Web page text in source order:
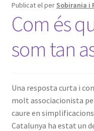
Publicat elper Sobirania i
Com és
som tan
Una resposta curta i
molt associacionista
caure en
Catalunya ha estat un